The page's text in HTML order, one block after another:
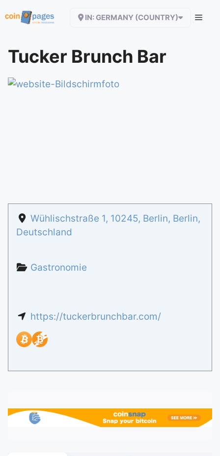
Inhalt
IN: GERMANY (COUNTRY)
Tucker Brunch Bar
Wühlischstraße 1, 10245, Berlin, Berlin,
Deutschland
Gastronomie
https://tuckerbrunchbar.com/